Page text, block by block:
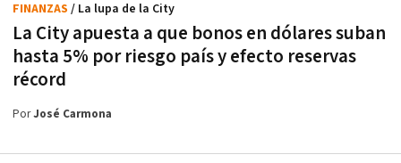
La City apuesta a que bonos en dólares suban
hasta 5% por riesgo país y efecto reservas
récord
FINANZAS / La lupa de la City
PorJosé Carmona